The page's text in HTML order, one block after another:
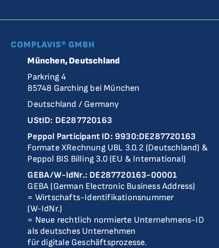
COMPLAVIS® GMBH
München, Deutschland
Parkring 4
85748 Garching bei München
Deutschland / Germany
UStID: DE287720163
Peppol Participant ID: 9930:DE287720163
Formate XRechnung UBL 3.0.2 (Deutschland) &
Peppol BIS Billing 3.0 (EU & International)
GEBA/W-IdNr.: DE287720163-00001
GEBA (German Electronic Business Address)
= Wirtschafts-Identifikationsnummer
(W-IdNr.)
= Neue rechtlich normierte Unternehmens-ID
als deutsches Unternehmen
für digitale Geschäftsprozesse.